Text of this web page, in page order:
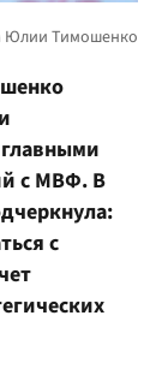
с МВФ. В
с